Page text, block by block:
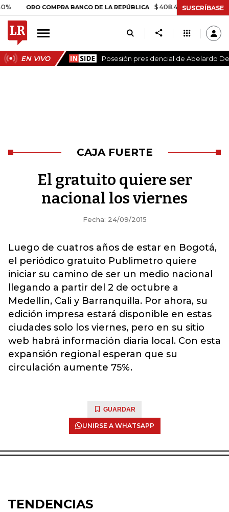
ORO COMPRA BANCO DE LA REPÚBLICA $ 408.498,97 +$ 8.753,81
SUSCRÍBASE
EN VIVO Posesión presidencial de Abelardo
CAJA FUERTE
El gratuito quiere ser
nacional los viernes
Fecha: 24/09/2015
Luego de cuatros años de estar en Bogotá,
el periódico gratuito Publimetro quiere
iniciar su camino de ser un medio nacional
llegando a partir del 2 de octubre a
Medellín, Cali y Barranquilla. Por ahora, su
edición impresa estará disponible en estas
ciudades solo los viernes, pero en su sitio
web habrá información diaria local. Con esta
expansión regional esperan que su
circulación aumente 75%.
GUARDAR
UNIRSE A WHATSAPP
TENDENCIAS